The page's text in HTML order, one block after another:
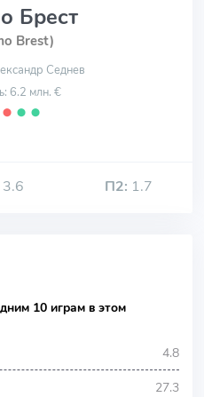
Брест
Brest)
Седнев
6.2 млн. €
⬤ ⬤ ⬤
3.6 П2: 1.7
10 играм в этом
4.8
27.3